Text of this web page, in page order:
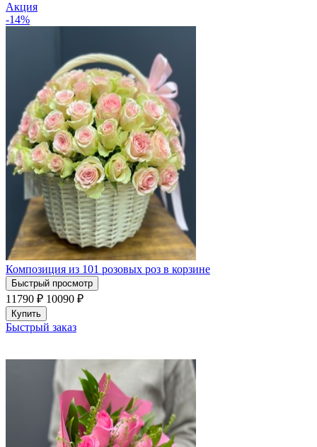
Акция
-14%
Композиция из 101 розовых роз в корзине
Быстрый просмотр
11790 ₽ 10090 ₽
Купить
Быстрый заказ